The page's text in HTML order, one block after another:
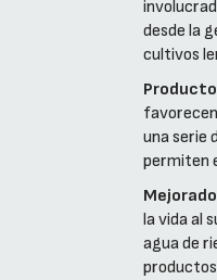
desde la
cultivos
una serie
permiten
la vida al
agua de
productos